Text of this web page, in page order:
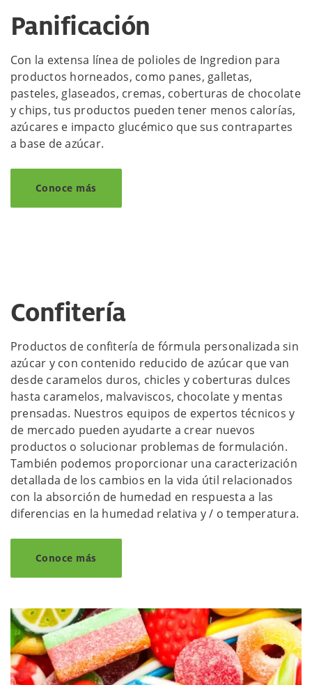
Panificación
Con la extensa línea de polioles de Ingredion para
productos horneados, como panes, galletas,
pasteles, glaseados, cremas, coberturas de chocolate
y chips, tus productos pueden tener menos calorías,
azúcares e impacto glucémico que sus contrapartes
a base de azúcar.
Conoce más
Confitería
Productos de confitería de fórmula personalizada sin
azúcar y con contenido reducido de azúcar que van
desde caramelos duros, chicles y coberturas dulces
hasta caramelos, malvaviscos, chocolate y mentas
prensadas. Nuestros equipos de expertos técnicos y
de mercado pueden ayudarte a crear nuevos
productos o solucionar problemas de formulación.
También podemos proporcionar una caracterización
detallada de los cambios en la vida útil relacionados
con la absorción de humedad en respuesta a las
diferencias en la humedad relativa y / o temperatura.
Conoce más